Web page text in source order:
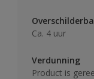
Ca. 4 uur
Verdunning
Product is